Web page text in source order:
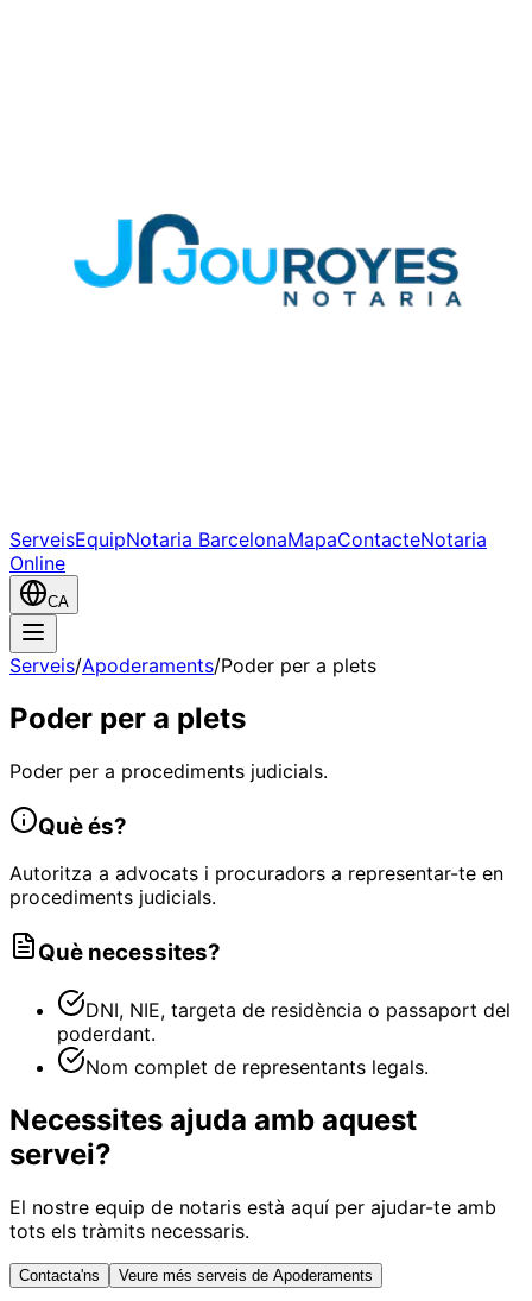
ServeisEquipNotaria BarcelonaMapaContacteNotaria
Online
CA
Serveis/Apoderaments/Poder per a plets
Poder per a plets
Poder per a procediments judicials.
Què és?
Autoritza a advocats i procuradors a representar-te en
procediments judicials.
Què necessites?
DNI, NIE, targeta de residència o passaport del
poderdant.
Nom complet de representants legals.
Necessites ajuda amb aquest
servei?
El nostre equip de notaris està aquí per ajudar-te amb
tots els tràmits necessaris.
Contacta'ns Veure més serveis de Apoderaments